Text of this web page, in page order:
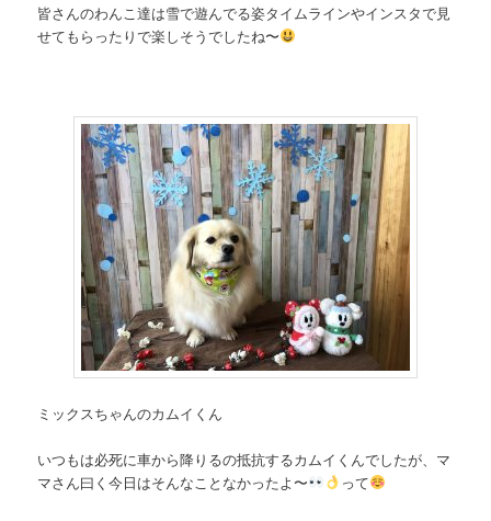
皆さんのわんこ達は雪で遊んでる姿タイムラインやインスタで見
せてもらったりで楽しそうでしたね〜
ミックスちゃんのカムイくん
いつもは必死に車から降りるの抵抗するカムイくんでしたが、マ
マさん曰く今日はそんなことなかったよ〜
って